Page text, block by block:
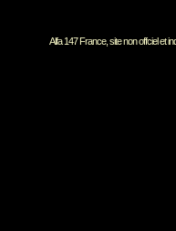
Alfa 147 France, site non offciel et